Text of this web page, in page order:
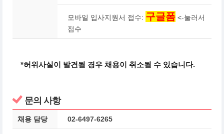
모바일 입사지원서 접수: 구글폼 <-눌러서
접수
*허위사실이 발견될 경우 채용이 취소될 수 있습니다.
문의 사항
채용 담당 02-6497-6265